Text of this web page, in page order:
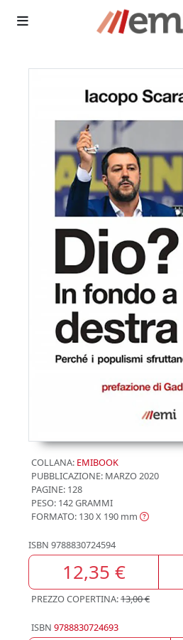
COLLANA: EMIBOOK
PUBBLICAZIONE: MARZO 2020
PAGINE: 128
PESO: 142 GRAMMI
FORMATO: 130 X 190 mm
ISBN 9788830724594
12,35 €
PREZZO COPERTINA:13,00 €
ISBN 9788830724693